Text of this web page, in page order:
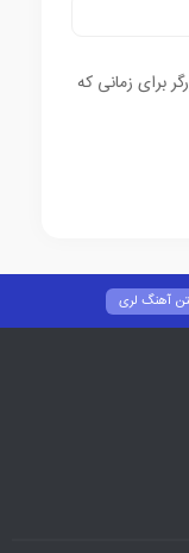
برای زمانی که
آهنگ لری
متن آهنگ ترکی